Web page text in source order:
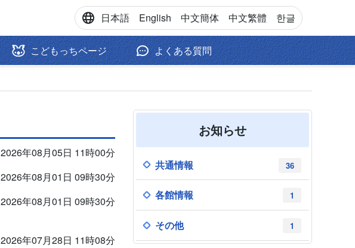
日本語 English 中文簡体 中文繁體 한글
こどもっちページ よくある質問
2026年08月05日 11時00分
2026年08月01日 09時30分
2026年08月01日 09時30分
2026年07月28日 11時08分
お知らせ
36
共通情報
1
各館情報
1
その他